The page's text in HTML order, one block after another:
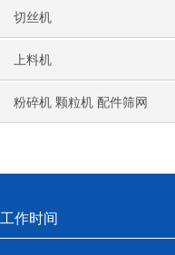
切丝机
上料机
粉碎机 颗粒机 配件筛网
工作时间